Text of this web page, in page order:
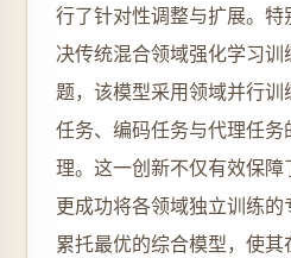
行了针对性调整与扩展。
决传统混合领域强化学习
题，该模型采用领域并行
任务、编码任务与代理任
理。这一创新不仅有效保障
更成功将各领域独立训练
累托最优的综合模型，使